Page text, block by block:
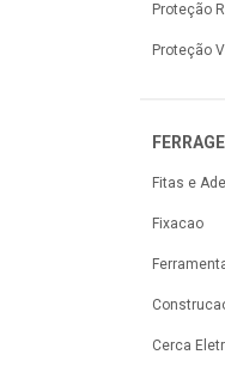
Proteção
Proteção
Fitas e
Fixacao
Cerca